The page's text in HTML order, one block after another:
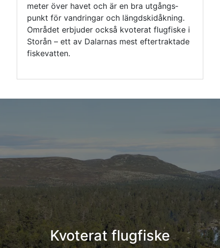
meter över havet och är en bra utgångs­
punkt för vandringar och längd­skidåkning.
Området erbjuder också kvoterat flugfiske i
Storån – ett av Dalarnas mest efter­traktade
fiske­vatten.
Kvoterat flugfiske